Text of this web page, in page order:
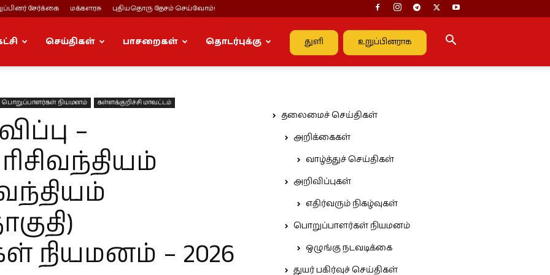
சேர்க்கை மக்களரசு புதியதொரு தேசம் செய்வோம்!
துளி உறுப்பினராக
செய்திகள் பாசறைகள் தொடர்புக்கு
பொறுப்பாளர்கள் நியமனம் கள்ளக்குறிச்சி மாவட்டம்
–
நியமனம் – 2026
தலைமைச் செய்திகள்
அறிக்கைகள்
வாழ்த்துச் செய்திகள்
அறிவிப்புகள்
எதிர்வரும் நிகழ்வுகள்
பொறுப்பாளர்கள் நியமனம்
ஒழுங்கு நடவடிக்கை
துயர் பகிர்வுச் செய்திகள்